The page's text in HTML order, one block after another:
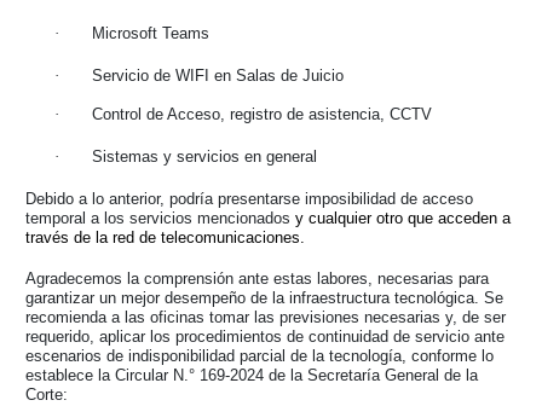
· Microsoft Teams
· Servicio de WIFI en Salas de Juicio
· Control de Acceso, registro de asistencia, CCTV
· Sistemas y servicios en general
Debido a lo anterior, podría presentarse imposibilidad de acceso
temporal a los servicios mencionados y cualquier otro que acceden a
través de la red de telecomunicaciones.
Agradecemos la comprensión ante estas labores, necesarias para
garantizar un mejor desempeño de la infraestructura tecnológica. Se
recomienda a las oficinas tomar las previsiones necesarias y, de ser
requerido, aplicar los procedimientos de continuidad de servicio ante
escenarios de indisponibilidad parcial de la tecnología, conforme lo
establece la Circular N.° 169-2024 de la Secretaría General de la
Corte: